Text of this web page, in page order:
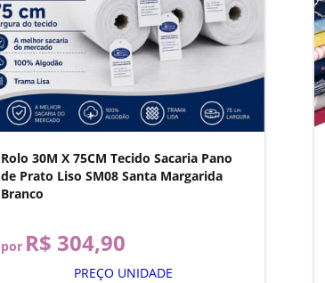
Rolo 30M X 75CM Tecido Sacaria Pano
de Prato Liso SM08 Santa Margarida
Branco
por R$ 304,90
PREÇO UNIDADE